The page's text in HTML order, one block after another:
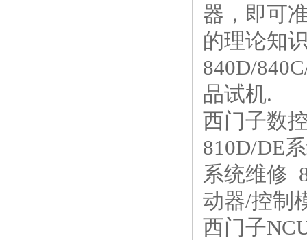
器，即可
的理论知
840D/
品试机.
西门子数
810D/DE
系统维修
动器/控制
西门子